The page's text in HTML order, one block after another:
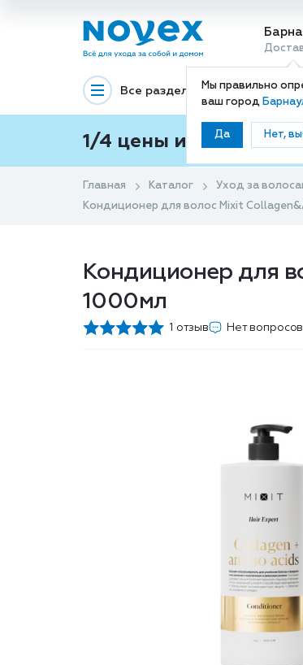
Мы правильно
ваш город
Да Нет,
Все разделы
1/4 цены и покупки
Главная Каталог Уход за
Кондиционер для волос Mixit
Кондиционер для
1000мл
1 отзыв Нет вопросов